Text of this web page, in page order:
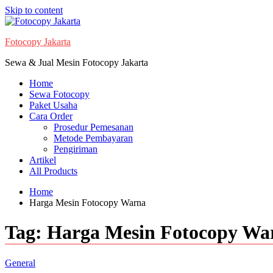
Skip to content
Fotocopy Jakarta
Sewa & Jual Mesin Fotocopy Jakarta
Home
Sewa Fotocopy
Paket Usaha
Cara Order
Prosedur Pemesanan
Metode Pembayaran
Pengiriman
Artikel
All Products
Home
Harga Mesin Fotocopy Warna
Tag: Harga Mesin Fotocopy
General